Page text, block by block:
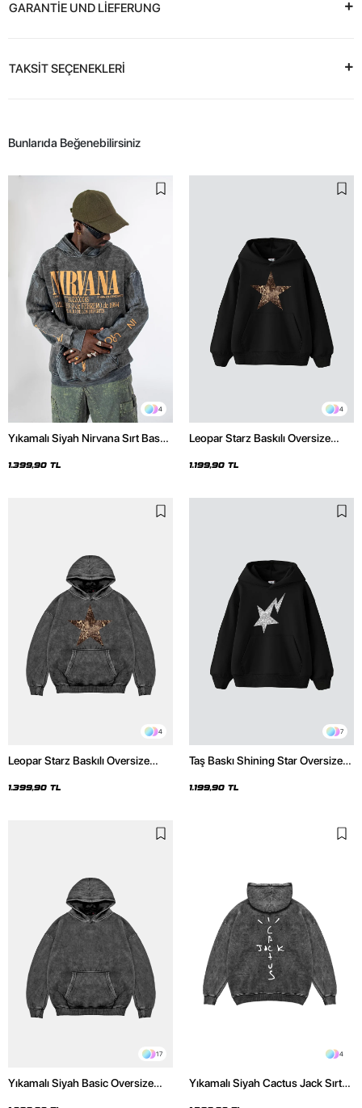
GARANTİE UND LİEFERUNG
TAKSİT SEÇENEKLERİ
Bunlarıda Beğenebilirsiniz
4
Yıkamalı Siyah Nirvana Sırt Baskılı
1.399,90 TL
4
Leopar Starz Baskılı Oversize
1.199,90 TL
4
Leopar Starz Baskılı Oversize
Hoodie
1.399,90 TL
7
Taş Baskı Shining Star Oversize
1.199,90 TL
17
Yıkamalı Siyah Basic Oversize
4
Yıkamalı Siyah Cactus Jack Sırt